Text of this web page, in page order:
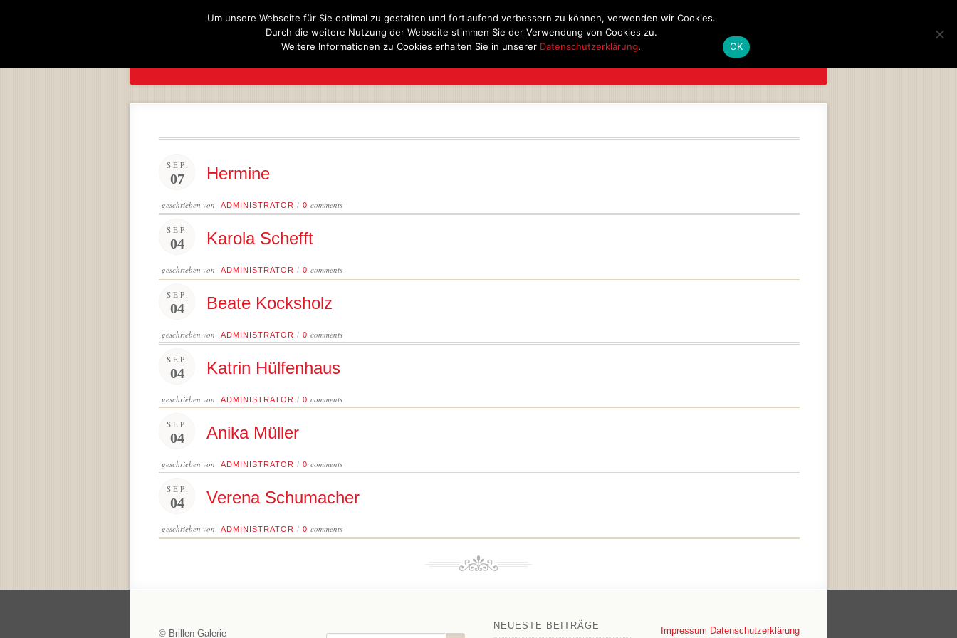
SEP.
07 Hermine
geschrieben von ADMINISTRATOR / 0 comments
SEP.
04 Karola Schefft
geschrieben von ADMINISTRATOR / 0 comments
SEP.
04 Beate Kocksholz
geschrieben von ADMINISTRATOR / 0 comments
SEP.
04 Katrin Hülfenhaus
geschrieben von ADMINISTRATOR / 0 comments
SEP.
04 Anika Müller
geschrieben von ADMINISTRATOR / 0 comments
SEP.
04 Verena Schumacher
geschrieben von ADMINISTRATOR / 0 comments
© Brillen Galerie
NEUESTE BEITRÄGE Impressum Datenschutzerklärung
Um unsere Webseite für Sie optimal zu gestalten und fortlaufend verbessern zu können, verwenden wir Cookies.
Durch die weitere Nutzung der Webseite stimmen Sie der Verwendung von Cookies zu.
Weitere Informationen zu Cookies erhalten Sie in unserer Datenschutzerklärung. OK